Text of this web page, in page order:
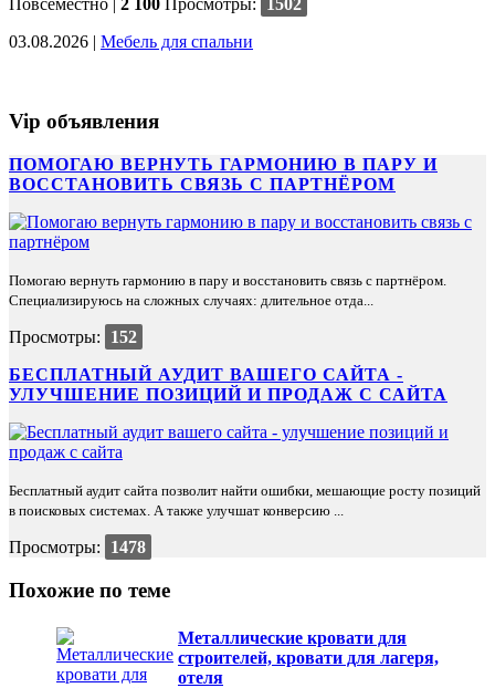
03.08.2026 | Мебель для спальни
Vip объявления
ПОМОГАЮ ВЕРНУТЬ ГАРМОНИЮ В ПАРУ И
ВОССТАНОВИТЬ СВЯЗЬ С ПАРТНЁРОМ
Помогаю вернуть гармонию в пару и восстановить связь с партнёром.
Специализируюсь на сложных случаях: длительное отда...
Просмотры:
152
БЕСПЛАТНЫЙ АУДИТ ВАШЕГО САЙТА -
УЛУЧШЕНИЕ ПОЗИЦИЙ И ПРОДАЖ С САЙТА
Бесплатный аудит сайта позволит найти ошибки, мешающие росту позиций
в поисковых системах. А также улучшат конверсию ...
Просмотры: 1478
Похожие по теме
Металлические кровати для
строителей, кровати для лагеря,
отеля